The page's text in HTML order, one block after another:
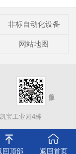
非标自动化设备
网站地图
宝工业园4栋
回顶部 返回首页